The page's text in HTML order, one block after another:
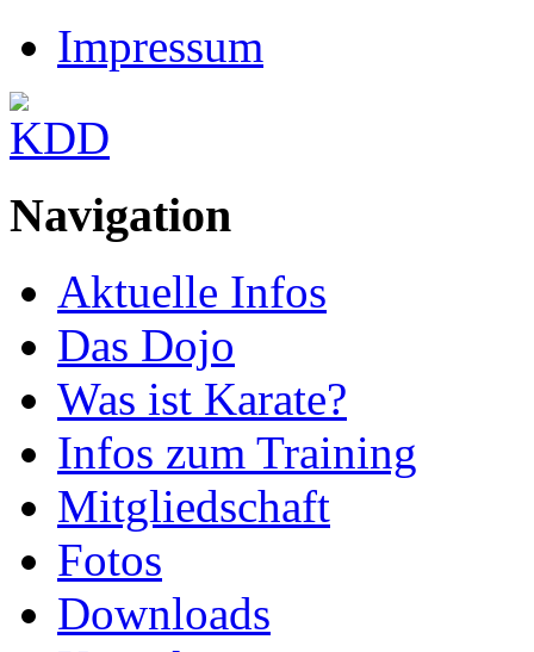
Impressum
Navigation
Aktuelle Infos
Das Dojo
Was ist Karate?
Infos zum Training
Mitgliedschaft
Fotos
Downloads